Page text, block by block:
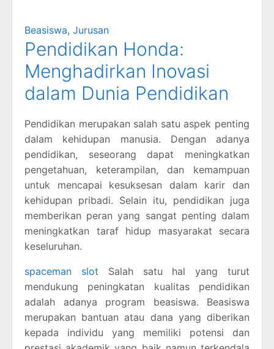
Beasiswa, Jurusan
Pendidikan Honda:
Menghadirkan Inovasi
dalam Dunia Pendidikan
Pendidikan merupakan salah satu aspek penting
dalam kehidupan manusia. Dengan adanya
pendidikan, seseorang dapat meningkatkan
pengetahuan, keterampilan, dan kemampuan
untuk mencapai kesuksesan dalam karir dan
kehidupan pribadi. Selain itu, pendidikan juga
memberikan peran yang sangat penting dalam
meningkatkan taraf hidup masyarakat secara
keseluruhan.
spaceman slot Salah satu hal yang turut
mendukung peningkatan kualitas pendidikan
adalah adanya program beasiswa. Beasiswa
merupakan bantuan atau dana yang diberikan
kepada individu yang memiliki potensi dan